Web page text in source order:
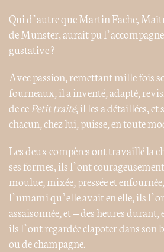
Qui d’autre que Martin Fache,
de Munster, aurait pu
gustative ?
Avec passion, remettant mille fois
fourneaux, il a inventé, adapté,
de cePetit traité, il les a détaillées,
chacun, chez lui, puisse, en toute
Les deux compères ont travaillé la
ses formes, ils l’ont
moulue, mixée, pressée et
l’umami qu’elle avait en elle, ils
assaisonnée, et – des heures
ils l’ont regardée clapoter dans son
ou de champagne.